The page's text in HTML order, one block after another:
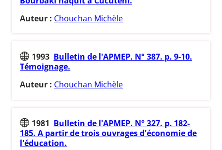
Auteur : Chouchan Michèle
1993 Bulletin de l'APMEP. N° 387. p. 9-10.
Témoignage.
Auteur : Chouchan Michèle
1981 Bulletin de l'APMEP. N° 327. p. 182-
185. A partir de trois ouvrages d'économie de
l'éducation.